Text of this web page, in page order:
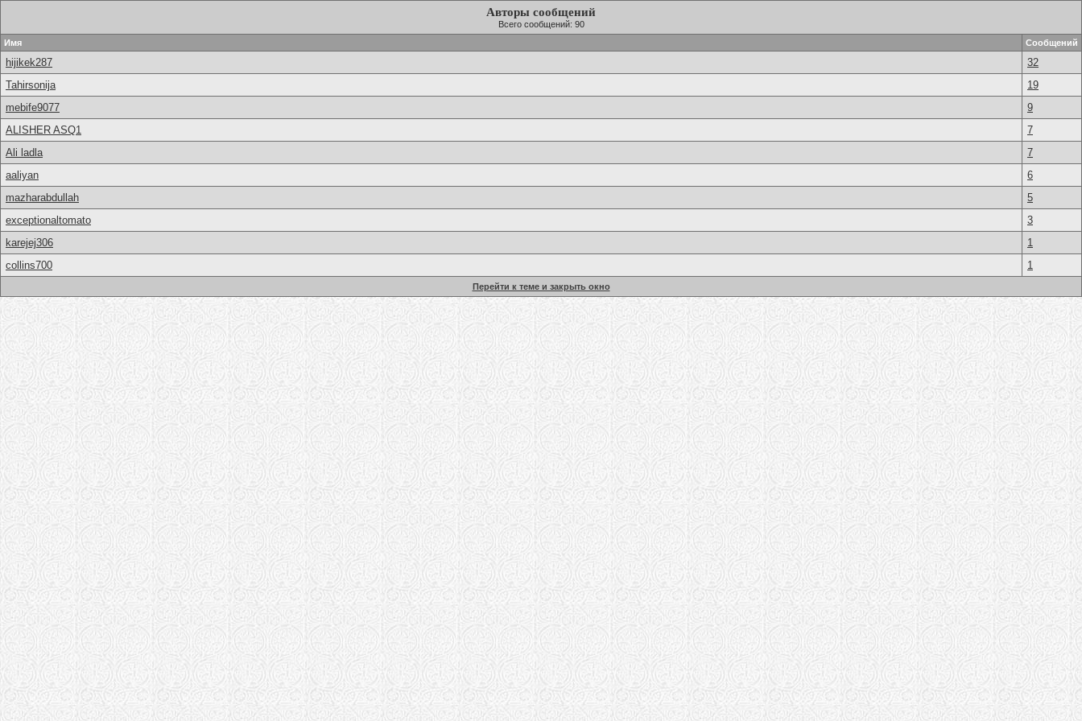
Авторы сообщений
Всего сообщений: 90
Имя
Сообщений
hijikek287
32
Tahirsonija
19
mebife9077
9
ALISHER ASQ1
7
Ali ladla
7
aaliyan
6
mazharabdullah
5
exceptionaltomato
3
karejej306
1
collins700
1
Перейти к теме и закрыть окно